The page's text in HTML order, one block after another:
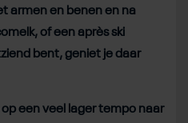
armen en benen en na
of een après ski
bent, geniet je daar
een veel lager tempo naar